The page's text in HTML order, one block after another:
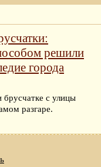
решили
города
брусчатке с улицы
разгаре.